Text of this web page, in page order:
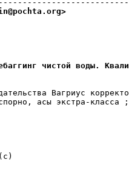
чистой воды.
Вагриус
асы экстра-класса